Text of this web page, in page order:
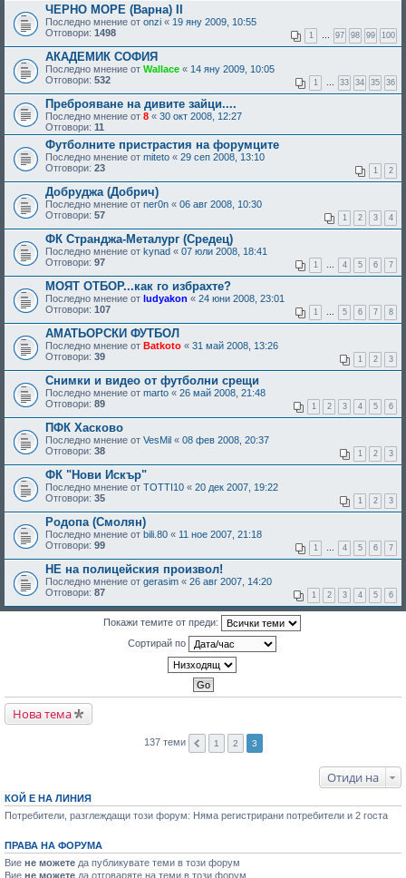
ЧЕРНО МОРЕ (Варна) II
Последно мнение от onzi « 19 яну 2009, 10:55
Отговори: 1498 1 … 97 98 99 100
АКАДЕМИК СОФИЯ
Последно мнение от Wallace « 14 яну 2009, 10:05
Отговори: 532 1 … 33 34 35 36
Преброяване на дивите зайци....
Последно мнение от 8 « 30 окт 2008, 12:27
Отговори: 11
Футболните пристрастия на форумците
Последно мнение от miteto « 29 сеп 2008, 13:10
Отговори: 23 1 2
Добруджа (Добрич)
Последно мнение от ner0n « 06 авг 2008, 10:30
Отговори: 57 1 2 3 4
ФК Странджа-Металург (Средец)
Последно мнение от kynad « 07 юли 2008, 18:41
Отговори: 97 1 … 4 5 6 7
МОЯТ ОТБОР...как го избрахте?
Последно мнение от ludyakon « 24 юни 2008, 23:01
Отговори: 107 1 … 5 6 7 8
АМАТЬОРСКИ ФУТБОЛ
Последно мнение от Batkoto « 31 май 2008, 13:26
Отговори: 39 1 2 3
Снимки и видео от футболни срещи
Последно мнение от marto « 26 май 2008, 21:48
Отговори: 89 1 2 3 4 5 6
ПФК Хасково
Последно мнение от VesMil « 08 фев 2008, 20:37
Отговори: 38 1 2 3
ФК "Нови Искър"
Последно мнение от TOTTI10 « 20 дек 2007, 19:22
Отговори: 35 1 2 3
Родопа (Смолян)
Последно мнение от bili.80 « 11 ное 2007, 21:18
Отговори: 99 1 … 4 5 6 7
НЕ на полицейския произвол!
Последно мнение от gerasim « 26 авг 2007, 14:20
Отговори: 87 1 2 3 4 5 6
Покажи темите от преди:
Сортирай по
Нова тема
137 теми 1 2 3
Отиди на
КОЙ Е НА ЛИНИЯ
Потребители, разглеждащи този форум: Няма регистрирани потребители и 2 госта
ПРАВА НА ФОРУМА
Вие не можете да публикувате теми в този форум
Вие не можете да отговаряте на теми в този форум